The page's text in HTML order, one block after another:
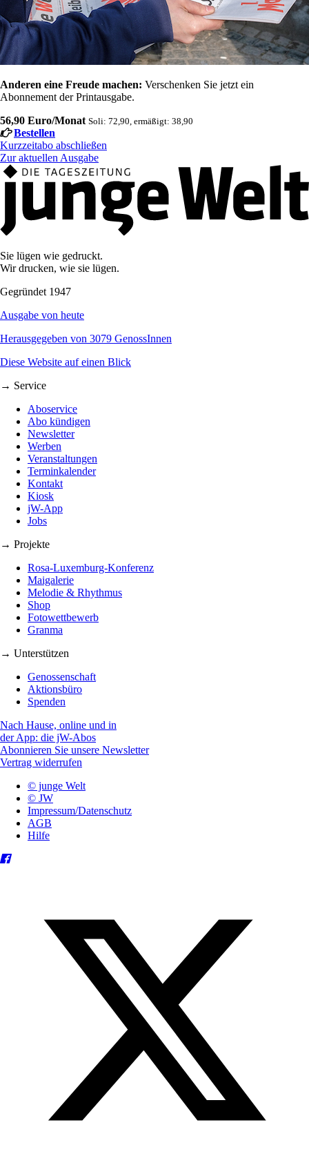
Anderen eine Freude machen: Verschenken Sie jetzt ein
Abonnement der Printausgabe.
56,90 Euro/Monat Soli: 72,90, ermäßigt: 38,90
Bestellen
Kurzzeitabo abschließen
Zur aktuellen Ausgabe
Sie lügen wie gedruckt.
Wir drucken, wie sie lügen.
Gegründet 1947
Ausgabe von heute
Herausgegeben von 3079 GenossInnen
Diese Website auf einen Blick
→ Service
Aboservice
Abo kündigen
Newsletter
Werben
Veranstaltungen
Terminkalender
Kontakt
Kiosk
jW-App
Jobs
→ Projekte
Rosa-Luxemburg-Konferenz
Maigalerie
Melodie & Rhythmus
Shop
Fotowettbewerb
Granma
→ Unterstützen
Genossenschaft
Aktionsbüro
Spenden
Nach Hause, online und in
der App: die jW-Abos
Abonnieren Sie unsere Newsletter
Vertrag widerrufen
© junge Welt
© JW
Impressum/Datenschutz
AGB
Hilfe